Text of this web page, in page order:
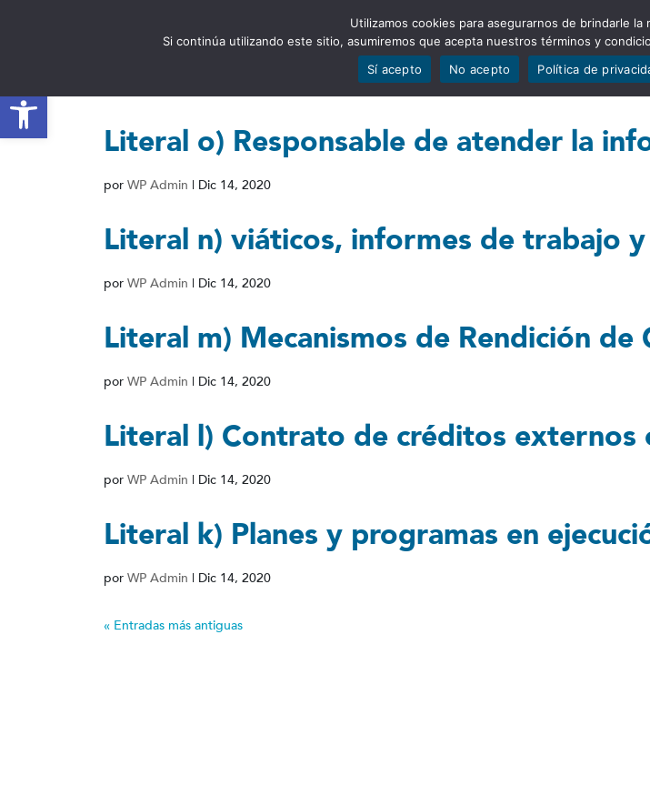
Abrir barra de herramientas
ESTADÍSTICAS PORTAFOLIO
Literal o) Responsable de atender la
por WP Admin | Dic 14, 2020
Literal n) viáticos, informes de trabajo
por WP Admin | Dic 14, 2020
Literal m) Mecanismos de Rendición de
por WP Admin | Dic 14, 2020
Literal l) Contrato de créditos externos
por WP Admin | Dic 14, 2020
Literal k) Planes y programas en
por WP Admin | Dic 14, 2020
« Entradas más antiguas
Utilizamos cookies para asegurarnos de brindarle
Si continúa utilizando este sitio, asumiremos que acepta nuestros términos y
Sí acepto
No acepto Política de